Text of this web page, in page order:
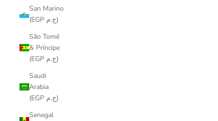
San Marino
(EGP ج.م)
São Tomé
& Príncipe
(EGP ج.م)
Saudi
Arabia
(EGP ج.م)
Senegal